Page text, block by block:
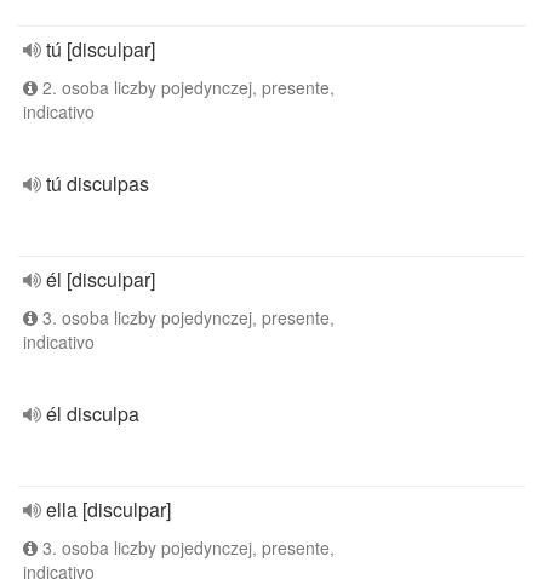
tú [disculpar]
2. osoba liczby pojedynczej, presente,
indicativo
tú disculpas
él [disculpar]
3. osoba liczby pojedynczej, presente,
indicativo
él disculpa
ella [disculpar]
3. osoba liczby pojedynczej, presente,
indicativo